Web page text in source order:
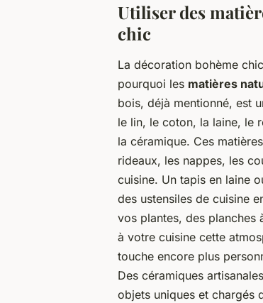
Utiliser des
chic
La décoration bohème
pourquoi les matières
bois, déjà mentionné, est
le lin, le coton, la laine, le
la céramique. Ces
rideaux, les nappes, les
cuisine. Un tapis en laine
des ustensiles de cuisine
vos plantes, des planches
à votre cuisine cette
touche encore plus
Des céramiques
objets uniques et chargés